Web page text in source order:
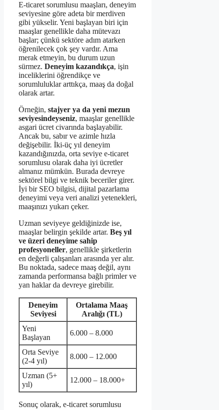
E-ticaret sorumlusu maaşları, deneyim
seviyesine göre adeta bir merdiven
gibi yükselir. Yeni başlayan biri için
maaşlar genellikle daha mütevazı
başlar; çünkü sektöre adım atarken
öğrenilecek çok şey vardır. Ama
merak etmeyin, bu durum uzun
sürmez. Deneyim kazandıkça, işin
inceliklerini öğrendikçe ve
sorumluluklar arttıkça, maaş da doğal
olarak artar.
Örneğin, stajyer ya da yeni mezun
seviyesindeyseniz, maaşlar genellikle
asgari ücret civarında başlayabilir.
Ancak bu, sabır ve azimle hızla
değişebilir. İki-üç yıl deneyim
kazandığınızda, orta seviye e-ticaret
sorumlusu olarak daha iyi ücretler
almanız mümkün. Burada devreye
sektörel bilgi ve teknik beceriler girer.
İyi bir SEO bilgisi, dijital pazarlama
deneyimi veya veri analizi yetenekleri,
maaşınızı yukarı çeker.
Uzman seviyeye geldiğinizde ise,
maaşlar belirgin şekilde artar. Beş yıl
ve üzeri deneyime sahip
profesyoneller, genellikle şirketlerin
en değerli çalışanları arasında yer alır.
Bu noktada, sadece maaş değil, aynı
zamanda performansa bağlı primler ve
yan haklar da devreye girebilir.
Deneyim
Seviyesi
Ortalama Maaş
Aralığı (TL)
Yeni
Başlayan
6.000 – 8.000
Orta Seviye
(2-4 yıl)
8.000 – 12.000
Uzman (5+
yıl)
12.000 – 18.000+
Sonuç olarak, e-ticaret sorumlusu